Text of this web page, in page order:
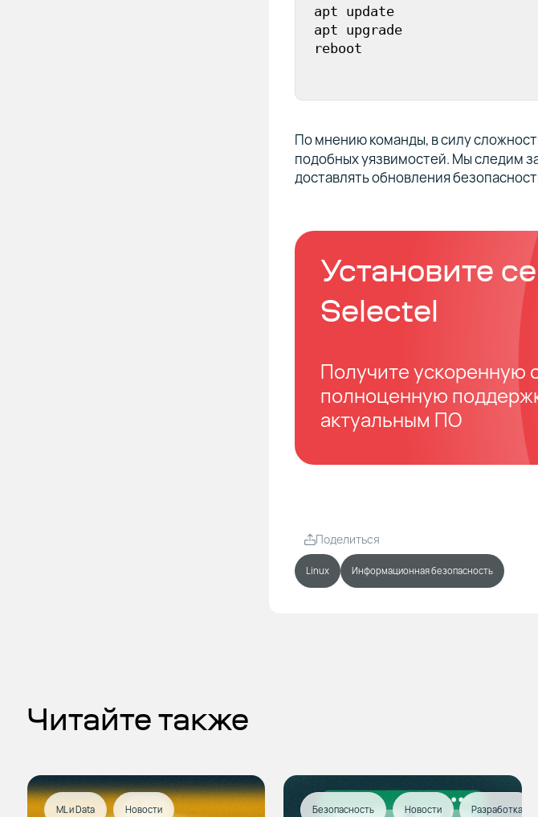
apt update
apt upgrade
reboot
По мнению команды, в силу
подобных уязвимостей. Мы следим
доставлять обновления
Установите
Selectel
Получите ускоренную
полноценную
актуальным ПО
Поделиться
Linux Информационная безопасность
Читайте также
ML и Data Новости Безопасность Новости Разработка